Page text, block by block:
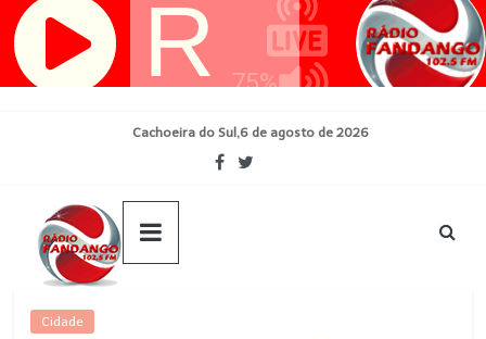
Pular
para
Cachoeira do Sul,6 de agosto de 2026
Cidade